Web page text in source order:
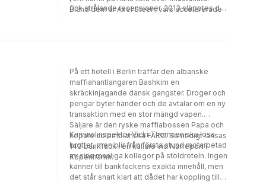
Bland dem är Axel Steen, vars accelererade
saken värre. Axel närmar sig botten och
tilltufsade rykte. Till råga på allt spelar hans
ex-fru, Cecilie, en avgörande roll i frågan.
fick strålande recensioner. 2013 släpptes del
länder. SOLO är bok tre i serien om Axel
På ett hotell i Berlin träffar den albanske
maffiahantlangaren Bashkim en
skräckinjagande dansk gangster. Droger och
pengar byter händer och de avtalar om en ny
transaktion med en stor mängd vapen.
Säljare är den ryske maffiabossen Papa och
köpare colombianska FARC. Samtidigt länsas
143 bankfack i en källare vid Nørreport i
Köpenhamn.
Kriminalinspektör Vicki Thomsen ska lösa
brottet, men blir från första stund motarbetad
av sina manliga kollegor på stöldroteln. Ingen
känner till bankfackens exakta innehåll, men
det står snart klart att dådet har koppling till